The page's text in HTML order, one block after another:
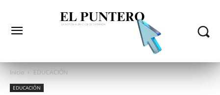
Inicio EDUCACIÓN
EDUCACIÓN